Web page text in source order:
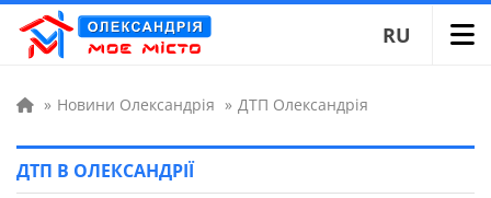
RU
» Новини Олександрія » ДТП Олександрія
ДТП В ОЛЕКСАНДРІЇ